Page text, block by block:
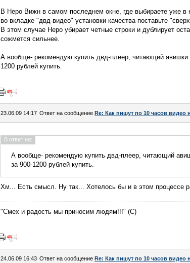
В Неро Вижн в самом последнем окне, где выбираете уже
во вкладке "двд-видео" установки качества поставьте
В этом случае Неро убирает четные строки и дублирует
сожмется сильнее.
А вообще- рекомендую купить двд-плеер, читающий
1200 рублей купить.
23.06.09 14:17 Ответ на сообщение Re: Как пишут по 10 часов видео
В ответ на:
А вообще- рекомендую купить двд-плеер, читающий
за 900-1200 рублей купить.
Хм... Есть смысл. Ну так... Хотелось бы и в этом процессе
"Смех и радость мы приносим людям!!!" (С)
24.06.09 16:43 Ответ на сообщение Re: Как пишут по 10 часов видео